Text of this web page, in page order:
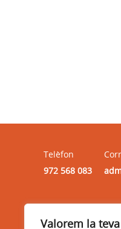
Valorem la
Telèfon
972 568 083
HORARI : dilluns,